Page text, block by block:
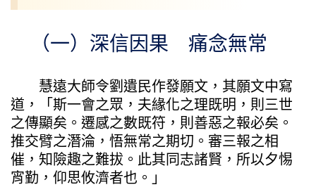
（一）深信因果 痛念無常
慧遠大師令劉遺民作發願文，其願文中寫
道，「斯一會之眾，夫緣化之理既明，則三世
之傳顯矣。遷感之數既符，則善惡之報必矣。
推交臂之潛淪，悟無常之期切。審三報之相
催，知險趣之難拔。此其同志諸賢，所以夕惕
宵勤，仰思攸濟者也。」